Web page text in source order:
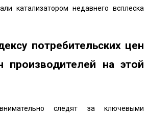
катализатором недавнего всплеска
потребительских цен
производителей на этой
внимательно следят за ключевыми